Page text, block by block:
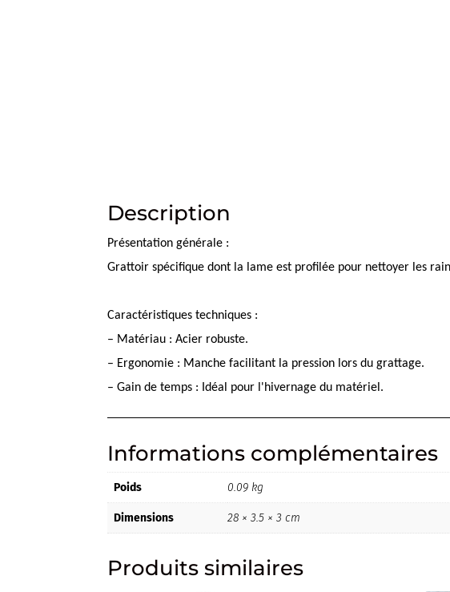
Description
Présentation générale :
Grattoir spécifique dont la lame est profilée pour nettoyer les
Caractéristiques techniques :
– Matériau : Acier robuste.
– Ergonomie : Manche facilitant la pression lors du grattage.
– Gain de temps : Idéal pour l'hivernage du matériel.
Informations complémentaires
Poids 0.09 kg
Dimensions 28 × 3.5 × 3 cm
Produits similaires